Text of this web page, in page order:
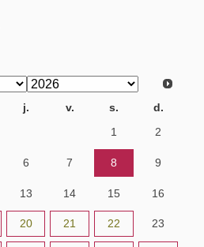
j. v. s.
d.
1 2
6 7 8 9
13 14 15 16
20 21 22 23